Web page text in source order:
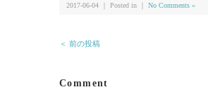
2017-06-04 ｜ Posted in ｜ No Comments »
＜ 前の投稿
Comment